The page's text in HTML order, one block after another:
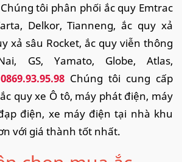
tôi phân phối ắc quy Emtrac
Delkor, Tianneng, ắc quy xả
xả sâu Rocket, ắc quy viễn thông
GS, Yamato, Globe, Atlas,
0869.93.95.98 Chúng tôi cung cấp
quy xe Ô tô, máy phát điện, máy
điện, xe máy điện tại nhà khu
với giá thành tốt nhất.